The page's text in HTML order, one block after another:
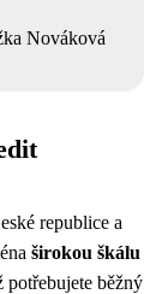
Nováková
republice a
širokou škálu
běžný